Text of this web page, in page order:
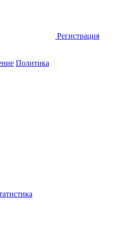
Регистрация
Политика